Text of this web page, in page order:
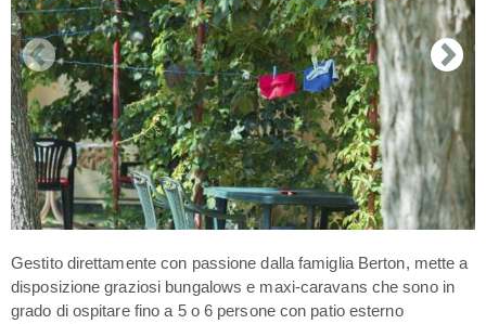
Gestito direttamente con passione dalla famiglia Berton, mette a
disposizione graziosi bungalows e maxi-caravans che sono in
grado di ospitare fino a 5 o 6 persone con patio esterno